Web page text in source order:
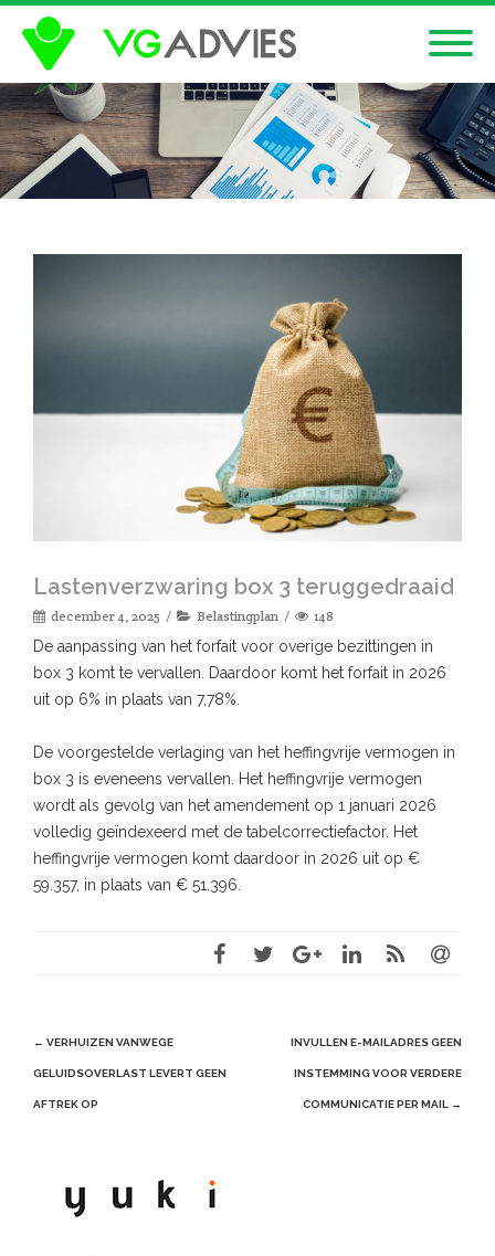
Lastenverzwaring box 3 teruggedraaid
december 4, 2025 Belastingplan 148
De aanpassing van het forfait voor overige bezittingen in
box 3 komt te vervallen. Daardoor komt het forfait in 2026
uit op 6% in plaats van 7,78%.
De voorgestelde verlaging van het heffingvrije vermogen in
box 3 is eveneens vervallen. Het heffingvrije vermogen
wordt als gevolg van het amendement op 1 januari 2026
volledig geïndexeerd met de tabelcorrectiefactor. Het
heffingvrije vermogen komt daardoor in 2026 uit op €
59.357, in plaats van € 51.396.
Post
navigation
← VERHUIZEN VANWEGE
GELUIDSOVERLAST LEVERT GEEN
AFTREK OP
INVULLEN E-MAILADRES GEEN
INSTEMMING VOOR VERDERE
COMMUNICATIE PER MAIL →